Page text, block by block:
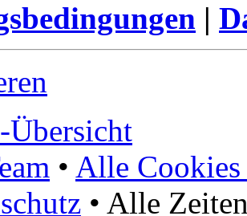
|
Übersicht
• Alle Cookies
• Alle